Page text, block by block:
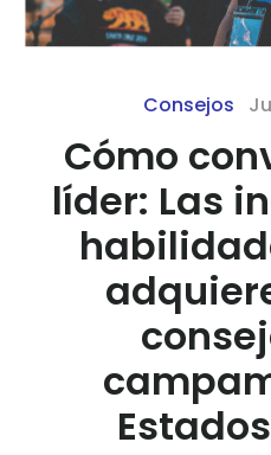
Consejos
Cómo
líder: Las